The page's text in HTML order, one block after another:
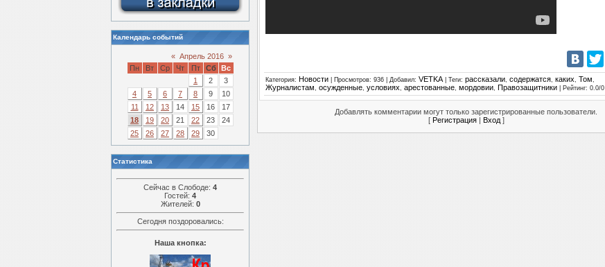
Календарь событий
« Апрель 2016 »
Пн
Вт Ср Чт Пт Сб
Вс
1
2
3
4
5 6 7 8 9
10
11
12 13 14 15 16
17
18
19 20 21 22 23
24
25
26 27 28 29 30
Статистика
Сейчас в Слободе: 4
Гостей: 4
Жителей: 0
Сегодня поздоровались:
Наша кнопка:
Категория: Новости Просмотров: 936 | Добавил: VETKA| Теги: рассказали, содержатся, каких, Том,
Журналистам, осужденные, условиях, арестованные, мордовии, Правозащитники Рейтинг: 0.0/0
Добавлять комментарии могут только зарегистрированные пользователи.
[ Регистрация| Вход]